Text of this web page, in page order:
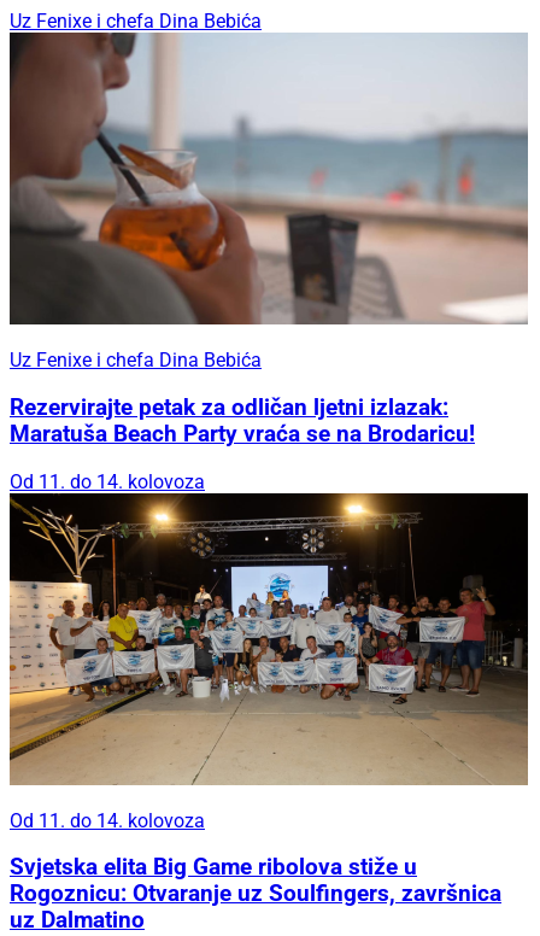
Uz Fenixe i chefa Dina Bebića
Uz Fenixe i chefa Dina Bebića
Rezervirajte petak za odličan ljetni izlazak:
Maratuša Beach Party vraća se na Brodaricu!
Od 11. do 14. kolovoza
Od 11. do 14. kolovoza
Svjetska elita Big Game ribolova stiže u
Rogoznicu: Otvaranje uz Soulfingers, završnica
uz Dalmatino